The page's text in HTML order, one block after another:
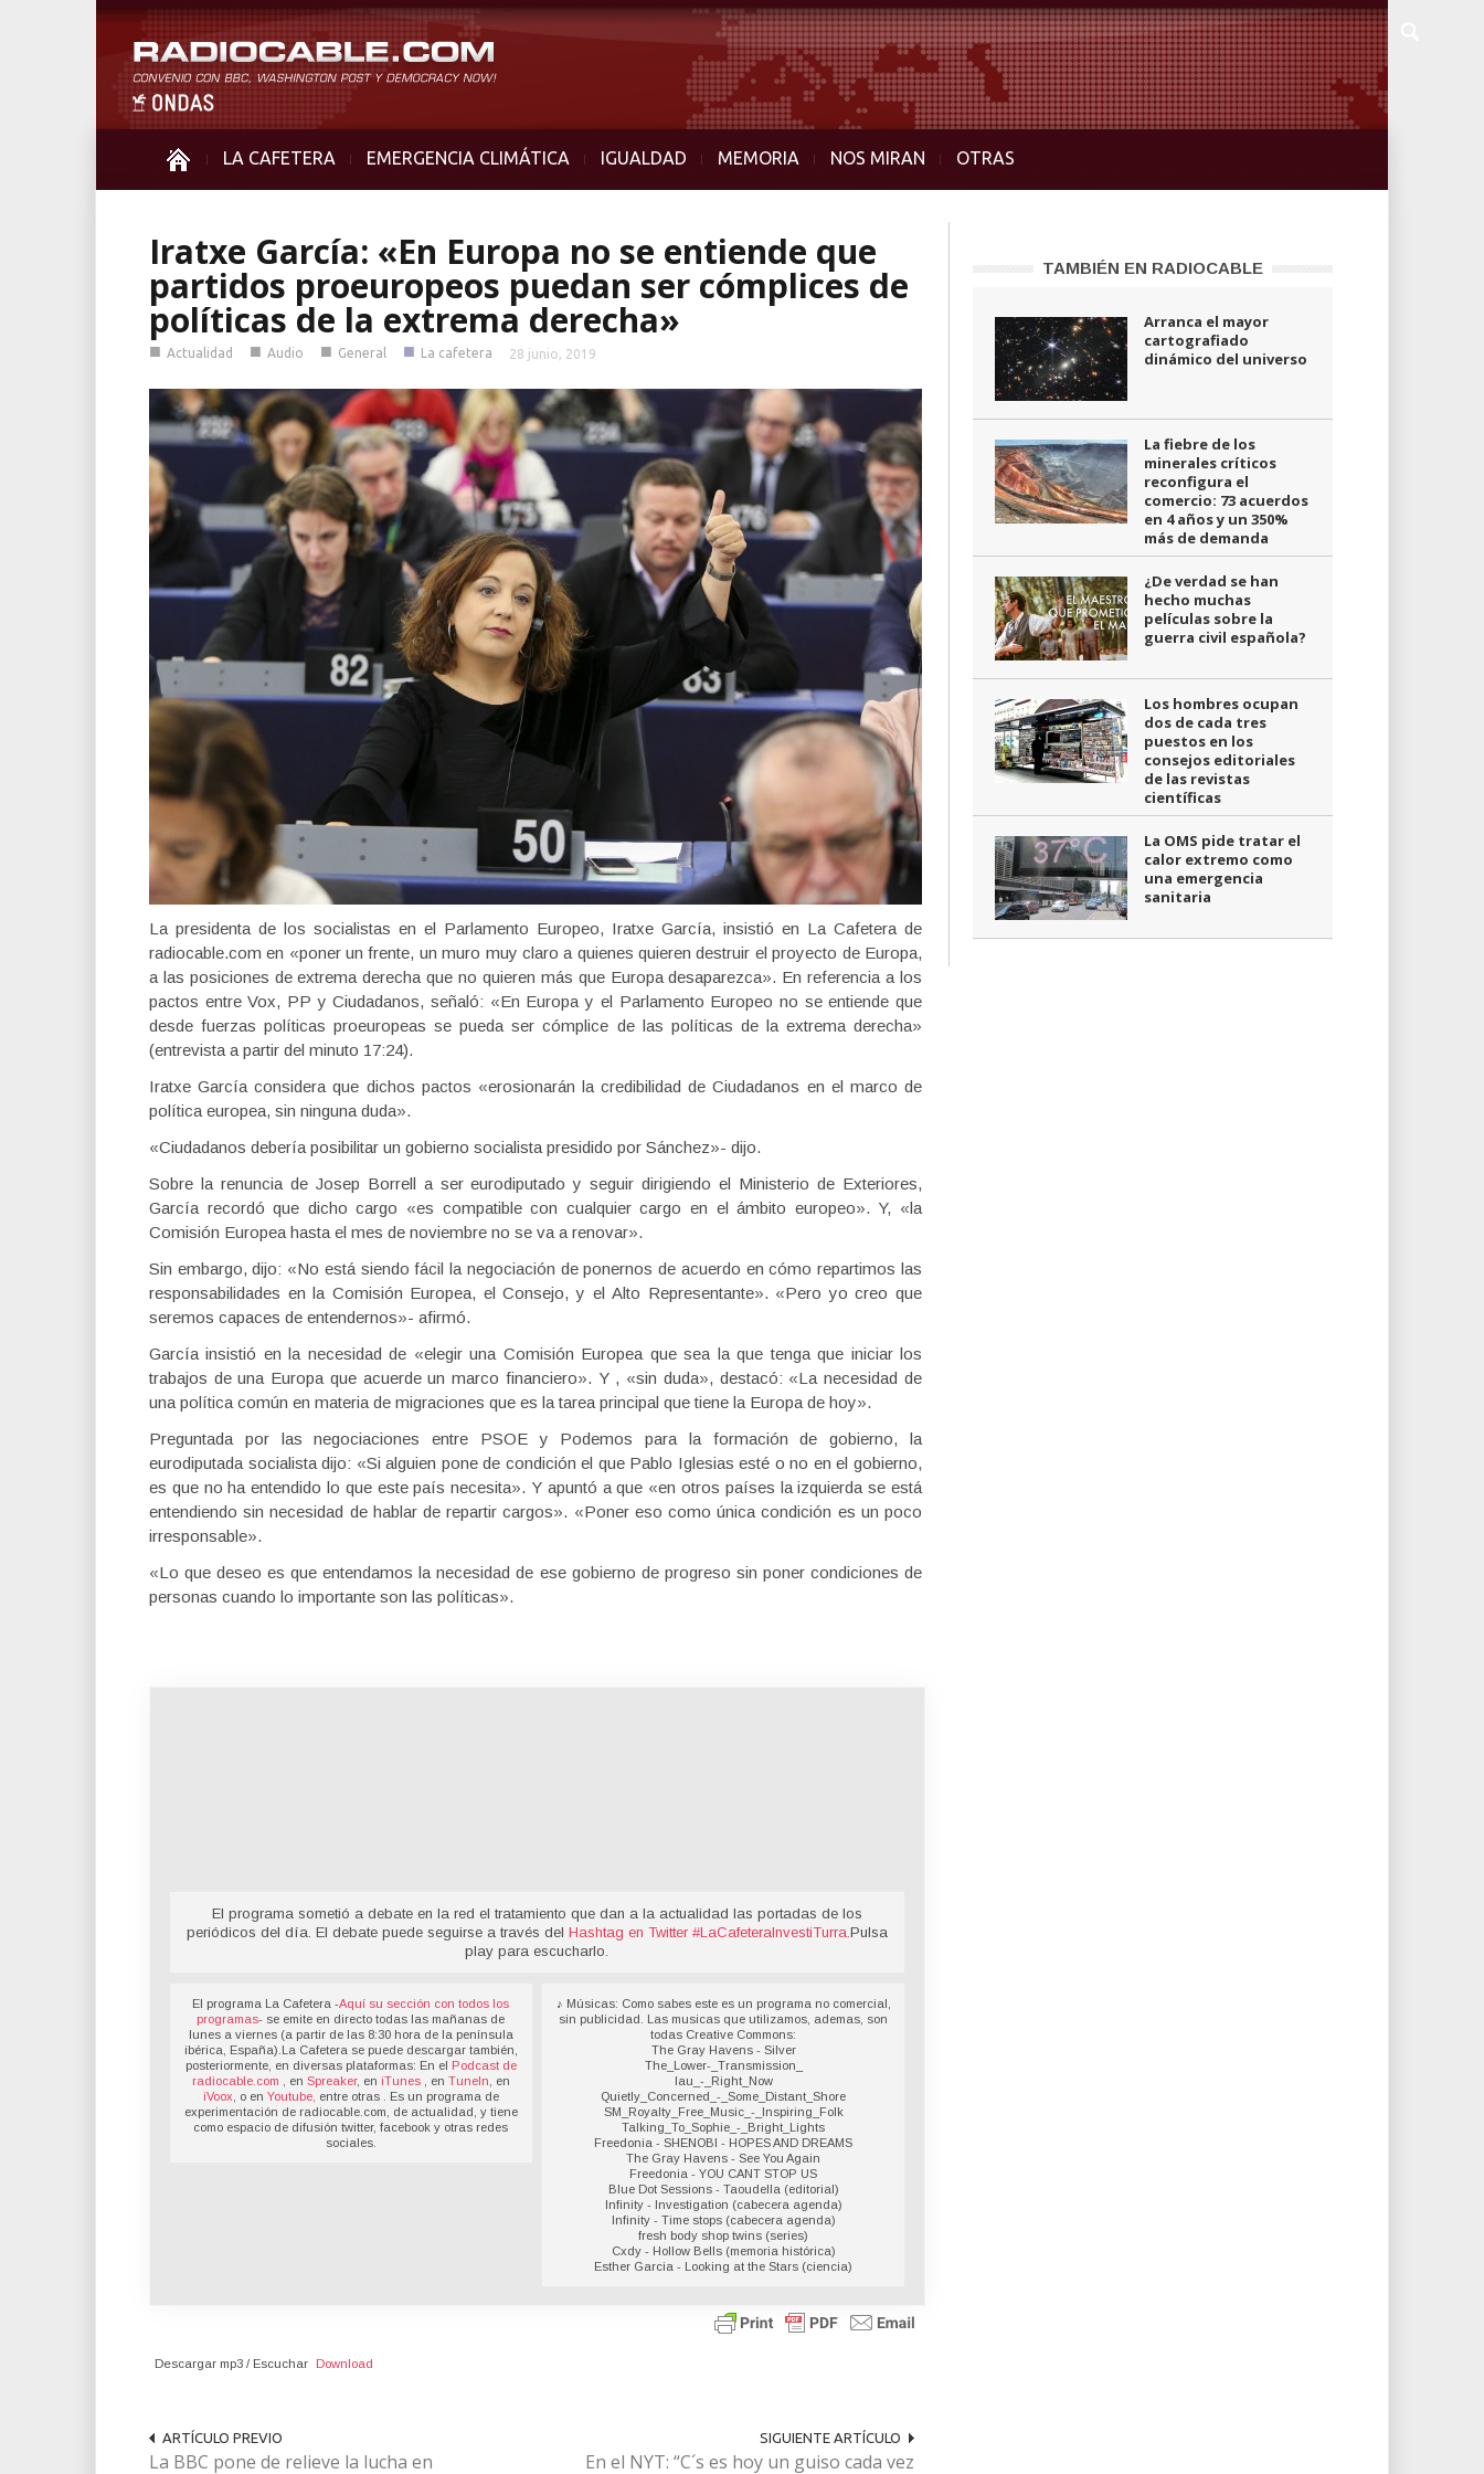
LA CAFETERA EMERGENCIA CLIMÁTICA IGUALDAD MEMORIA NOS MIRAN OTRAS
Iratxe García: «En Europa no se entiende que
partidos proeuropeos puedan ser cómplices de
políticas de la extrema derecha»
■ Actualidad ■ Audio ■ General ■ La cafetera 28 junio, 2019
La presidenta de los socialistas en el Parlamento Europeo, Iratxe García, insistió en La Cafetera de
radiocable.com en «poner un frente, un muro muy claro a quienes quieren destruir el proyecto de Europa,
a las posiciones de extrema derecha que no quieren más que Europa desaparezca». En referencia a los
pactos entre Vox, PP y Ciudadanos, señaló: «En Europa y el Parlamento Europeo no se entiende que
desde fuerzas políticas proeuropeas se pueda ser cómplice de las políticas de la extrema derecha»
(entrevista a partir del minuto 17:24).
Iratxe García considera que dichos pactos «erosionarán la credibilidad de Ciudadanos en el marco de
política europea, sin ninguna duda».
«Ciudadanos debería posibilitar un gobierno socialista presidido por Sánchez»- dijo.
Sobre la renuncia de Josep Borrell a ser eurodiputado y seguir dirigiendo el Ministerio de Exteriores,
García recordó que dicho cargo «es compatible con cualquier cargo en el ámbito europeo». Y, «la
Comisión Europea hasta el mes de noviembre no se va a renovar».
Sin embargo, dijo: «No está siendo fácil la negociación de ponernos de acuerdo en cómo repartimos las
responsabilidades en la Comisión Europea, el Consejo, y el Alto Representante». «Pero yo creo que
seremos capaces de entendernos»- afirmó.
García insistió en la necesidad de «elegir una Comisión Europea que sea la que tenga que iniciar los
trabajos de una Europa que acuerde un marco financiero». Y , «sin duda», destacó: «La necesidad de
una política común en materia de migraciones que es la tarea principal que tiene la Europa de hoy».
Preguntada por las negociaciones entre PSOE y Podemos para la formación de gobierno, la
eurodiputada socialista dijo: «Si alguien pone de condición el que Pablo Iglesias esté o no en el gobierno,
es que no ha entendido lo que este país necesita». Y apuntó a que «en otros países la izquierda se está
entendiendo sin necesidad de hablar de repartir cargos». «Poner eso como única condición es un poco
irresponsable».
«Lo que deseo es que entendamos la necesidad de ese gobierno de progreso sin poner condiciones de
personas cuando lo importante son las políticas».
El programa sometió a debate en la red el tratamiento que dan a la actualidad las portadas de los
periódicos del día. El debate puede seguirse a través del Hashtag en Twitter #LaCafeteraInvestiTurra Pulsa
play para escucharlo.
El programa La Cafetera -Aquí su sección con todos los
programas- se emite en directo todas las mañanas de
lunes a viernes (a partir de las 8:30 hora de la península
ibérica, España).La Cafetera se puede descargar también,
posteriormente, en diversas plataformas: En el Podcast de
radiocable.com
, en Spreaker, en iTunes , en TuneIn , en
iVoox , o en Youtube, entre otras . Es un programa de
experimentación de radiocable.com, de actualidad, y tiene
como espacio de difusión twitter, facebook y otras redes
sociales.
♪ Músicas: Como sabes este es un programa no comercial,
sin publicidad. Las musicas que utilizamos, ademas, son
todas Creative Commons:
The Gray Havens - Silver
The_Lower-_Transmission_
lau_-_Right_Now
Quietly_Concerned_-_Some_Distant_Shore
SM_Royalty_Free_Music_-_Inspiring_Folk
Talking_To_Sophie_-_Bright_Lights
Freedonia - SHENOBI - HOPES AND DREAMS
The Gray Havens - See You Again
Freedonia - YOU CANT STOP US
Blue Dot Sessions - Taoudella (editorial)
Infinity - Investigation (cabecera agenda)
Infinity - Time stops (cabecera agenda)
fresh body shop twins (series)
Cxdy - Hollow Bells (memoria histórica)
Esther Garcia - Looking at the Stars (ciencia)
Descargar mp3 / Escuchar Download
ARTÍCULO PREVIO
La BBC pone de relieve la lucha en
SIGUIENTE ARTÍCULO
En el NYT: “C´s es hoy un guiso cada vez
TAMBIÉN EN RADIOCABLE
Arranca el mayor
cartografiado
dinámico del universo
La fiebre de los
minerales críticos
reconfigura el
comercio: 73 acuerdos
en 4 años y un 350%
más de demanda
¿De verdad se han
hecho muchas
películas sobre la
guerra civil española?
Los hombres ocupan
dos de cada tres
puestos en los
consejos editoriales
de las revistas
científicas
La OMS pide tratar el
calor extremo como
una emergencia
sanitaria